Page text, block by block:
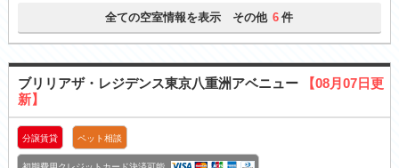
全ての空室情報を表示 その他 6 件
ブリリアザ・レジデンス東京八重洲アベニュー
【08月07日更
新】
分譲賃貸 ペット相談